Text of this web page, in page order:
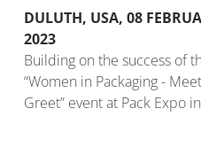
DULUTH, USA, 08
2023
Building on the success of
“Women in Packaging -
Greet” event at Pack Expo in